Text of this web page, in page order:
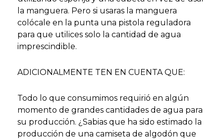
la manguera. Pero si usaras la manguera
colócale en la punta una pistola reguladora
para que utilices solo la cantidad de agua
imprescindible.
ADICIONALMENTE TEN EN CUENTA QUE:
Todo lo que consumimos requirió en algún
momento de grandes cantidades de agua para
su producción. ¿Sabias que ha sido estimado la
producción de una camiseta de algodón que